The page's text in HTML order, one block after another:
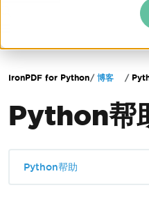
跳至页脚内容
IronPDF for Python 博客
Python帮
Python帮助